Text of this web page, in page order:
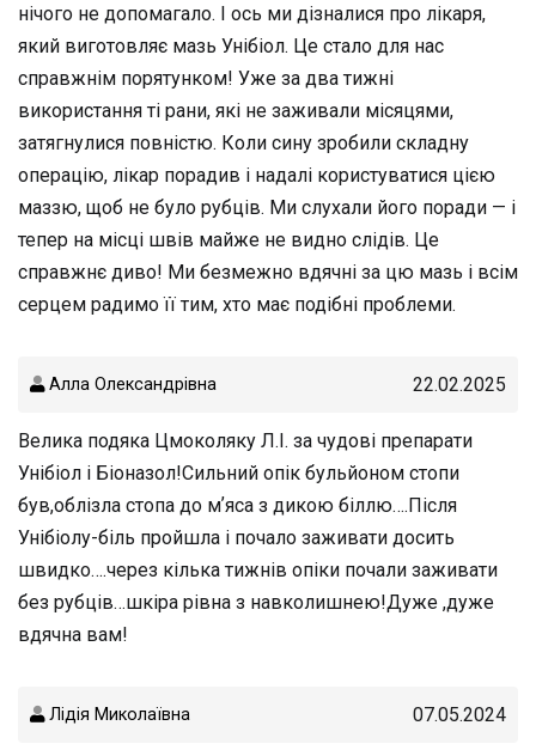
нічого не допомагало. І ось ми дізналися про лікаря,
який виготовляє мазь Унібіол. Це стало для нас
справжнім порятунком! Уже за два тижні
використання ті рани, які не заживали місяцями,
затягнулися повністю. Коли сину зробили складну
операцію, лікар порадив і надалі користуватися цією
маззю, щоб не було рубців. Ми слухали його поради — і
тепер на місці швів майже не видно слідів. Це
справжнє диво! Ми безмежно вдячні за цю мазь і всім
серцем радимо її тим, хто має подібні проблеми.
Алла Олександрівна 22.02.2025
Велика подяка Цмоколяку Л.І. за чудові препарати
Унібіол і Біоназол!Сильний опік бульйоном стопи
був,облізла стопа до мʼяса з дикою біллю….Після
Унібіолу-біль пройшла і почало заживати досить
швидко….через кілька тижнів опіки почали заживати
без рубців…шкіра рівна з навколишнею!Дуже ,дуже
вдячна вам!
Лідія Миколаївна 07.05.2024